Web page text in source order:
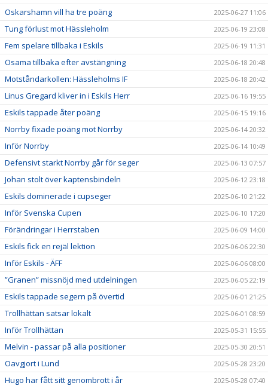
Oskarshamn vill ha tre poäng
2025-06-27 11:06
Tung förlust mot Hässleholm 2025-06-19 23:08
Fem spelare tillbaka i Eskils 2025-06-19 11:31
Osama tillbaka efter avstängning 2025-06-18 20:48
Motståndarkollen: Hässleholms IF 2025-06-18 20:42
Linus Gregard kliver in i Eskils Herr 2025-06-16 19:55
Eskils tappade åter poäng 2025-06-15 19:16
Norrby fixade poäng mot Norrby 2025-06-14 20:32
Inför Norrby 2025-06-14 10:49
Defensivt starkt Norrby går för seger 2025-06-13 07:57
Johan stolt över kaptensbindeln 2025-06-12 23:18
Eskils dominerade i cupseger 2025-06-10 21:22
Inför Svenska Cupen 2025-06-10 17:20
Förändringar i Herrstaben 2025-06-09 14:00
Eskils fick en rejäl lektion 2025-06-06 22:30
Inför Eskils - ÄFF 2025-06-06 08:00
”Granen” missnöjd med utdelningen 2025-06-05 22:19
Eskils tappade segern på övertid 2025-06-01 21:25
Trollhättan satsar lokalt 2025-06-01 08:59
Inför Trollhättan 2025-05-31 15:55
Melvin - passar på alla positioner 2025-05-30 20:51
Oavgjort i Lund 2025-05-28 23:20
Hugo har fått sitt genombrott i år 2025-05-28 07:40